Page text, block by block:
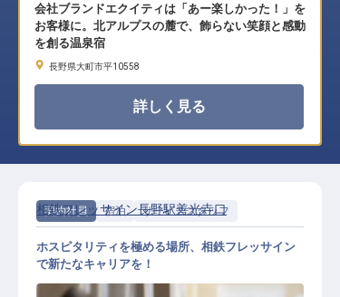
会社ブランドエクイティは「あー楽しかった！」を
お客様に。北アルプスの麓で、飾らない笑顔と感動
を創る温泉宿
長野県大町市平10558
詳しく見る
契約社員 宿泊 サービススタッフ
相鉄フレッサイン長野駅善光寺口
ホスピタリティを極める場所、相鉄フレッサイン
で新たなキャリアを！